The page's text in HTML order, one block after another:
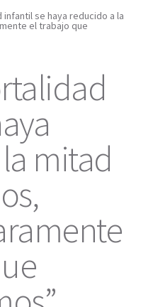
infantil se haya reducido a la
el trabajo que
mitad